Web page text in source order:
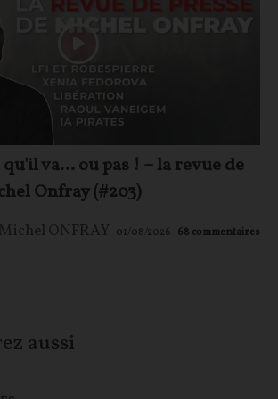
va… ou pas ! – la revue de
Onfray (#203)
Michel ONFRAY 01/08/2026 68 commentaires
aussi